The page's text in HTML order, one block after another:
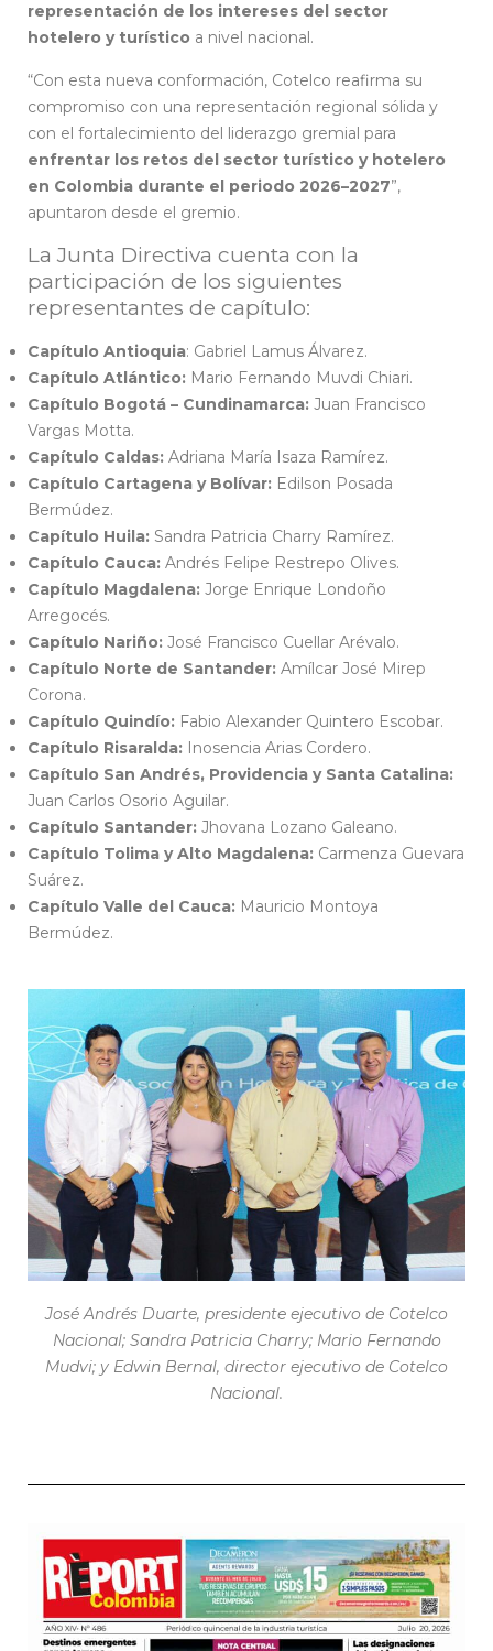
representación de los intereses del sector
hotelero y turístico a nivel nacional.
“Con esta nueva conformación, Cotelco reafirma su
compromiso con una representación regional sólida y
con el fortalecimiento del liderazgo gremial para
enfrentar los retos del sector turístico y hotelero
en Colombia durante el periodo 2026–2027”,
apuntaron desde el gremio.
La Junta Directiva cuenta con la
participación de los siguientes
representantes de capítulo:
Capítulo Antioquia: Gabriel Lamus Álvarez.
Capítulo Atlántico: Mario Fernando Muvdi Chiari.
Capítulo Bogotá – Cundinamarca: Juan Francisco
Vargas Motta.
Capítulo Caldas: Adriana María Isaza Ramírez.
Capítulo Cartagena y Bolívar: Edilson Posada
Bermúdez.
Capítulo Huila: Sandra Patricia Charry Ramírez.
Capítulo Cauca: Andrés Felipe Restrepo Olives.
Capítulo Magdalena: Jorge Enrique Londoño
Arregocés.
Capítulo Nariño: José Francisco Cuellar Arévalo.
Capítulo Norte de Santander: Amílcar José Mirep
Corona.
Capítulo Quindío: Fabio Alexander Quintero Escobar.
Capítulo Risaralda: Inosencia Arias Cordero.
Capítulo San Andrés, Providencia y Santa Catalina:
Juan Carlos Osorio Aguilar.
Capítulo Santander: Jhovana Lozano Galeano.
Capítulo Tolima y Alto Magdalena: Carmenza Guevara
Suárez.
Capítulo Valle del Cauca: Mauricio Montoya
Bermúdez.
José Andrés Duarte, presidente ejecutivo de Cotelco
Nacional; Sandra Patricia Charry; Mario Fernando
Mudvi; y Edwin Bernal, director ejecutivo de Cotelco
Nacional.